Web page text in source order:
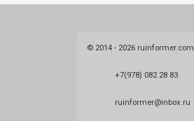
© 2014 - 2026 ruinformer.com
+7(978) 082 28 83
ruinformer@inbox.ru